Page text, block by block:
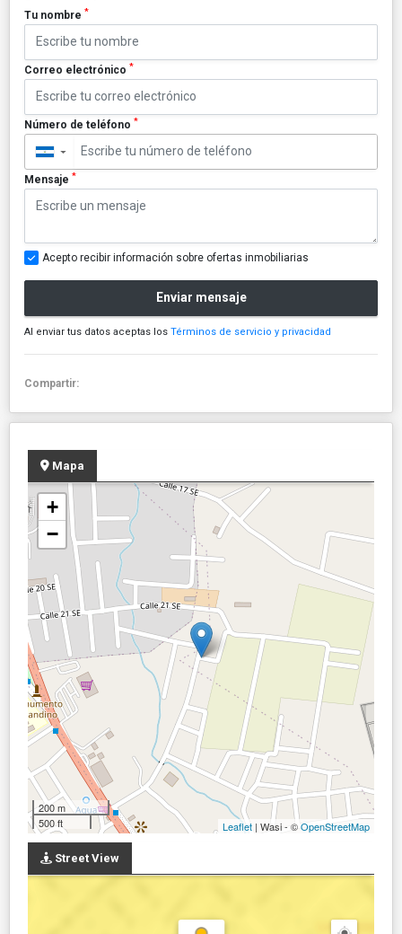
Tu nombre *
Correo electrónico *
Número de teléfono *
▼
Mensaje *
Acepto recibir información sobre ofertas inmobiliarias
Enviar mensaje
Al enviar tus datos aceptas los Términos de servicio y privacidad
Compartir:
Mapa
+
−
200 m
500 ft
Leaflet | Wasi - ©OpenStreetMap
Street View